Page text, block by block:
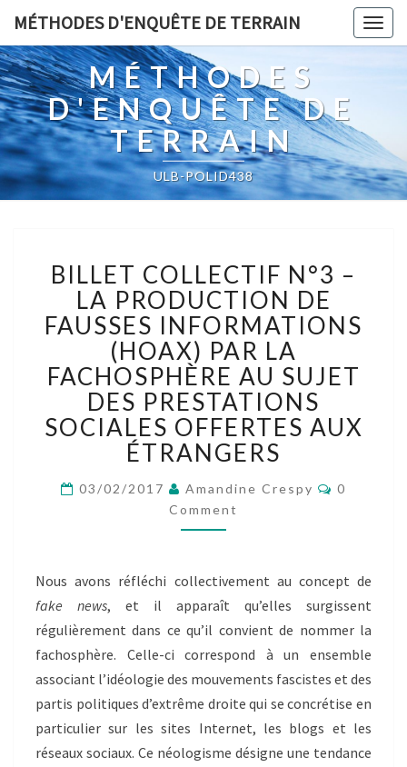
MÉTHODES D'ENQUÊTE DE TERRAIN
MÉTHODES
D'ENQUÊTE DE
TERRAIN
ULB-POLID438
COLLECTIF
N°3
–
LA
PRODUCTION
DE
FAUSSES
INFORMATIONS
(HOAX)
PAR
FACHOSPHÈRE
AU
SUJET
PRESTATIONS
OFFERTES
AUX
ÉTRANGERS
BILLET COLLECTIF N°3 –
LA PRODUCTION DE
FAUSSES INFORMATIONS
(HOAX) PAR LA
FACHOSPHÈRE AU SUJET
DES PRESTATIONS
SOCIALES OFFERTES AUX
ÉTRANGERS
03/02/2017 Amandine Crespy
0
Comment
Nous avons réfléchi collectivement au concept de
fake news, et il apparaît qu’elles surgissent
régulièrement dans ce qu’il convient de nommer la
fachosphère. Celle-ci correspond à un ensemble
associant l’idéologie des mouvements fascistes et des
partis politiques d’extrême droite qui se concrétise en
particulier sur les sites Internet, les blogs et les
réseaux sociaux. Ce néologisme désigne une tendance